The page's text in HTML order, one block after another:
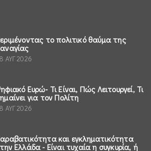
το πολιτικό θαύμα της
ΑΥΓ 2026
Ευρώ- Τι Είναι, Πώς Λειτουργεί, Τι
για τον Πολίτη
ΑΥΓ 2026
και εγκληματικότητα
Ελλάδα - Είναι τυχαία η συγκυρία, ή